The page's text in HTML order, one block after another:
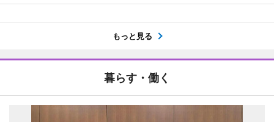
もっと見る
暮らす・働く